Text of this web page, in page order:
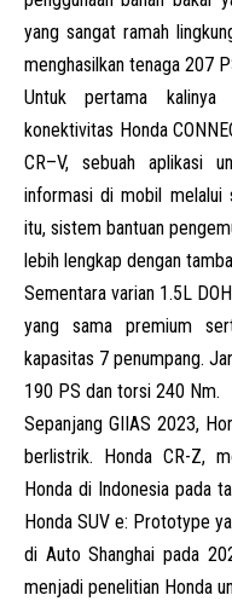
yang sangat ramah
menghasilkan tenaga 207
Untuk pertama kalinya
konektivitas Honda
CR–V, sebuah aplikasi
informasi di mobil melalui
itu, sistem bantuan
lebih lengkap dengan
Sementara varian 1.5L
yang sama premium
kapasitas 7 penumpang.
190 PS dan torsi 240 Nm.
Sepanjang GIIAS 2023,
berlistrik. Honda CR-Z,
Honda di Indonesia pada
HondaSUV e: Prototype
di Auto Shanghai pada
menjadi penelitian Honda